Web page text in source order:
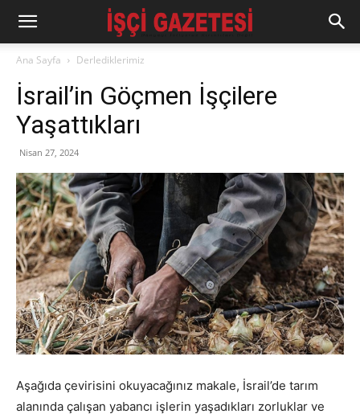
Ana Sayfa Derlediklerimiz
İsrail’in Göçmen İşçilere
Yaşattıkları
Nisan 27, 2024
Aşağıda çevirisini okuyacağınız makale, İsrail’de tarım
alanında çalışan yabancı işlerin yaşadıkları zorluklar ve